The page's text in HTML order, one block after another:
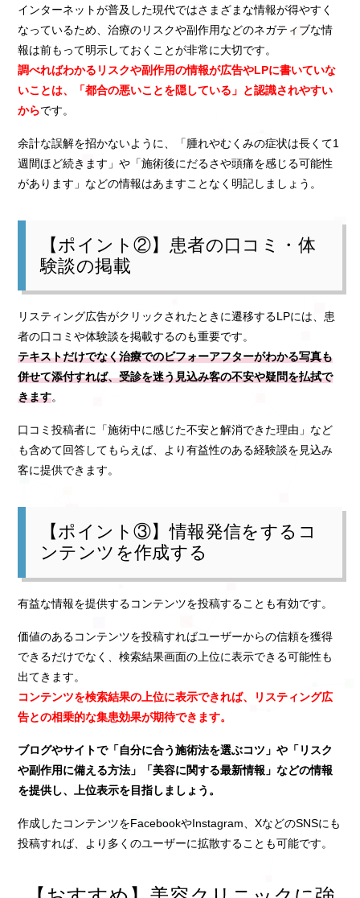
インターネットが普及した現代ではさまざまな情報が得やすく
なっているため、治療のリスクや副作用などのネガティブな情
報は前もって明示しておくことが非常に大切です。
調べればわかるリスクや副作用の情報が広告やLPに書いていな
いことは、「都合の悪いことを隠している」と認識されやすい
からです。
余計な誤解を招かないように、「腫れやむくみの症状は長くて1
週間ほど続きます」や「施術後にだるさや頭痛を感じる可能性
があります」などの情報はあますことなく明記しましょう。
【ポイント②】患者の口コミ・体
験談の掲載
リスティング広告がクリックされたときに遷移するLPには、患
者の口コミや体験談を掲載するのも重要です。
テキストだけでなく治療でのビフォーアフターがわかる写真も
併せて添付すれば、受診を迷う見込み客の不安や疑問を払拭で
きます。
口コミ投稿者に「施術中に感じた不安と解消できた理由」など
も含めて回答してもらえば、より有益性のある経験談を見込み
客に提供できます。
【ポイント③】情報発信をするコ
ンテンツを作成する
有益な情報を提供するコンテンツを投稿することも有効です。
価値のあるコンテンツを投稿すればユーザーからの信頼を獲得
できるだけでなく、検索結果画面の上位に表示できる可能性も
出てきます。
コンテンツを検索結果の上位に表示できれば、リスティング広
告との相乗的な集患効果が期待できます。
ブログやサイトで「自分に合う施術法を選ぶコツ」や「リスク
や副作用に備える方法」「美容に関する最新情報」などの情報
を提供し、上位表示を目指しましょう。
作成したコンテンツをFacebookやInstagram、XなどのSNSにも
投稿すれば、より多くのユーザーに拡散することも可能です。